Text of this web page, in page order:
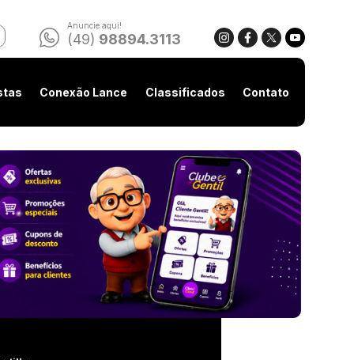
Anuncie aqui!
(49) 98894.3113
Conexão Lance Classificados Contato